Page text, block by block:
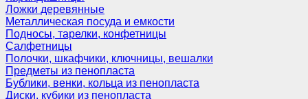
Ложки деревянные
Металлическая посуда и емкости
Подносы, тарелки, конфетницы
Салфетницы
Полочки, шкафчики, ключницы, вешалки
Предметы из пенопласта
Бублики, венки, кольца из пенопласта
Диски, кубики из пенопласта